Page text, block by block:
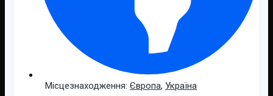
Місцезнаходження: Європа, Україна